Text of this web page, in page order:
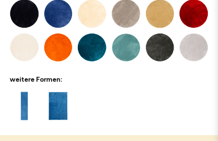
weitere Formen: